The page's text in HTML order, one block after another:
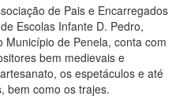
de Pais e Encarregados
Escolas Infante D. Pedro,
de Penela, conta com
bem medievais e
os espetáculos e até
bem como os trajes.